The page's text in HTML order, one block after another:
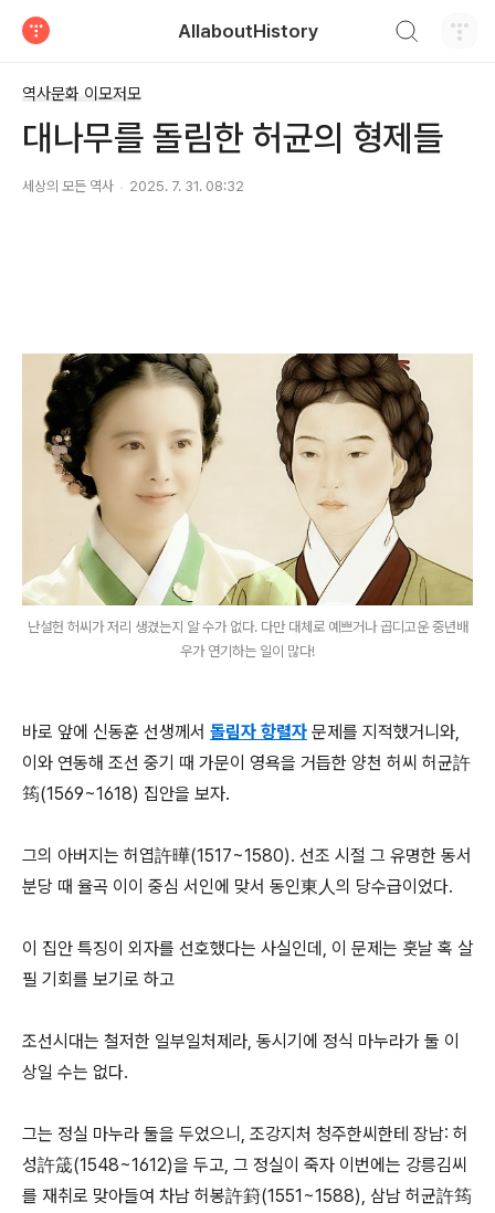
AllaboutHistory
역사문화 이모저모
대나무를 돌림한 허균의 형제들
세상의 모든 역사 2025. 7. 31. 08:32
난설헌 허씨가 저리 생겼는지 알 수가 없다. 다만 대체로 예쁘거나 곱디고운 중년배
우가 연기하는 일이 많다!
바로 앞에 신동훈 선생께서 돌림자 항렬자 문제를 지적했거니와,
이와 연동해 조선 중기 때 가문이 영욕을 거듭한 양천 허씨 허균許
筠(1569~1618) 집안을 보자.
그의 아버지는 허엽許曄(1517~1580). 선조 시절 그 유명한 동서
분당 때 율곡 이이 중심 서인에 맞서 동인東人의 당수급이었다.
이 집안 특징이 외자를 선호했다는 사실인데, 이 문제는 훗날 혹 살
필 기회를 보기로 하고
조선시대는 철저한 일부일처제라, 동시기에 정식 마누라가 둘 이
상일 수는 없다.
그는 정실 마누라 둘을 두었으니, 조강지처 청주한씨한테 장남: 허
성許筬(1548~1612)을 두고, 그 정실이 죽자 이번에는 강릉김씨
를 재취로 맞아들여 차남 허봉許篈(1551~1588), 삼남 허균許筠